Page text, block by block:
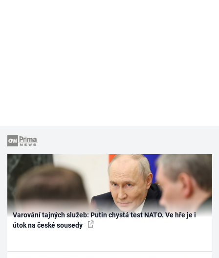
Varování tajných služeb: Putin chystá test NATO. Ve hře je i
útok na české sousedy